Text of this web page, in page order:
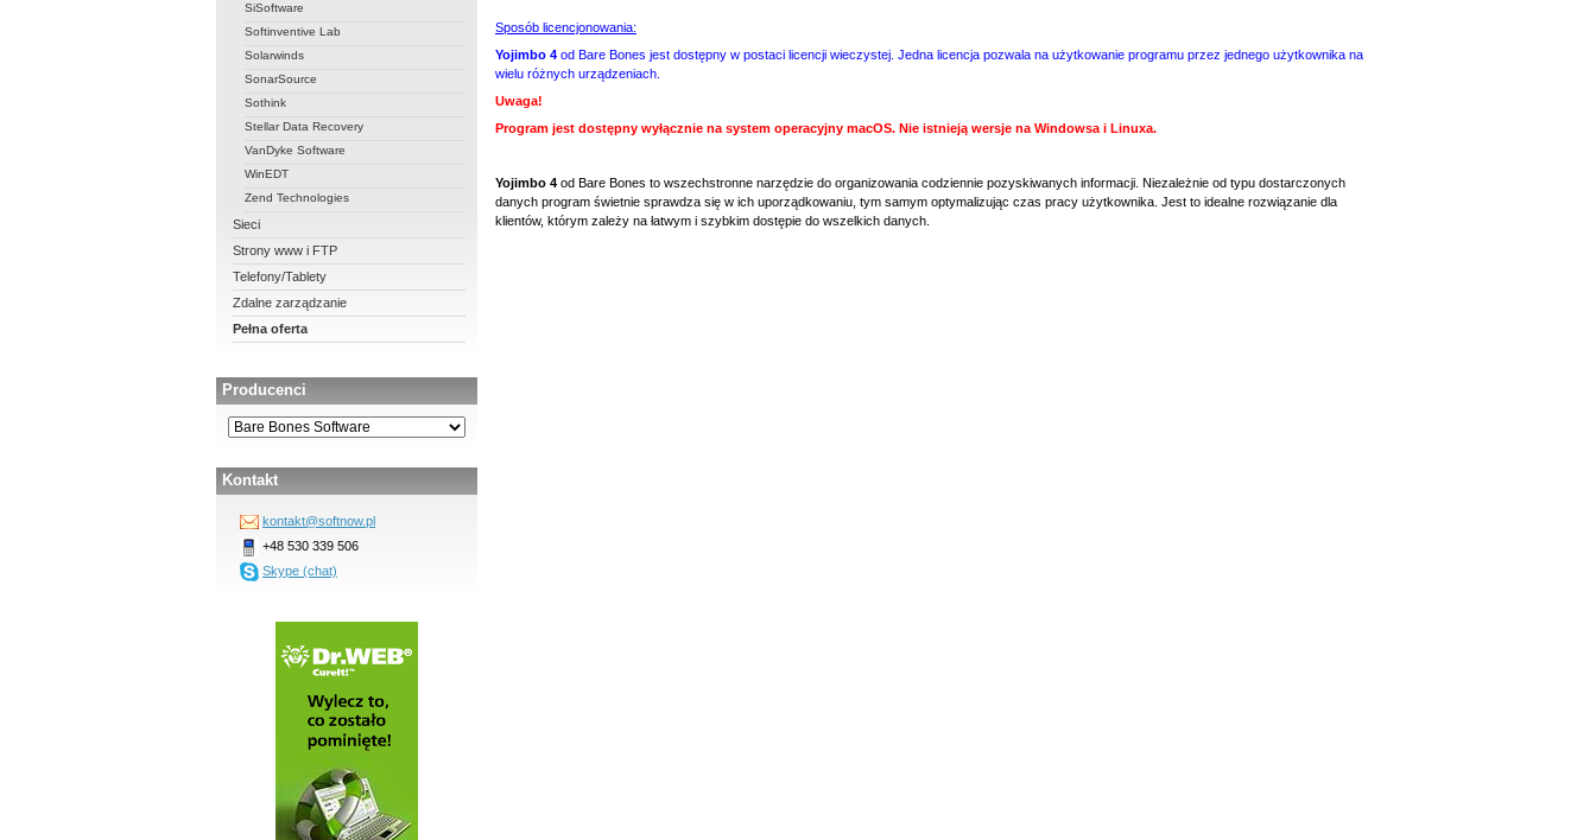
SiSoftware
Softinventive Lab
Solarwinds
SonarSource
Sothink
Stellar Data Recovery
VanDyke Software
WinEDT
Zend Technologies
Sieci
Strony www i FTP
Telefony/Tablety
Zdalne zarządzanie
Pełna oferta
Producenci
Kontakt
kontakt@softnow.pl
+48 530 339 506
Skype (chat)
Sposób licencjonowania:
Yojimbo 4 od Bare Bones jest dostępny w postaci licencji wieczystej. Jedna licencja pozwala na użytkowanie programu przez jednego użytkownika na
wielu różnych urządzeniach.
Uwaga!
Program jest dostępny wyłącznie na system operacyjny macOS. Nie istnieją wersje na Windowsa i Linuxa.
Yojimbo 4 od Bare Bones to wszechstronne narzędzie do organizowania codziennie pozyskiwanych informacji. Niezależnie od typu dostarczonych
danych program świetnie sprawdza się w ich uporządkowaniu, tym samym optymalizując czas pracy użytkownika. Jest to idealne rozwiązanie dla
klientów, którym zależy na łatwym i szybkim dostępie do wszelkich danych.